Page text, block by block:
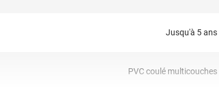
Jusqu'à 5 ans
PVC coulé multicouches